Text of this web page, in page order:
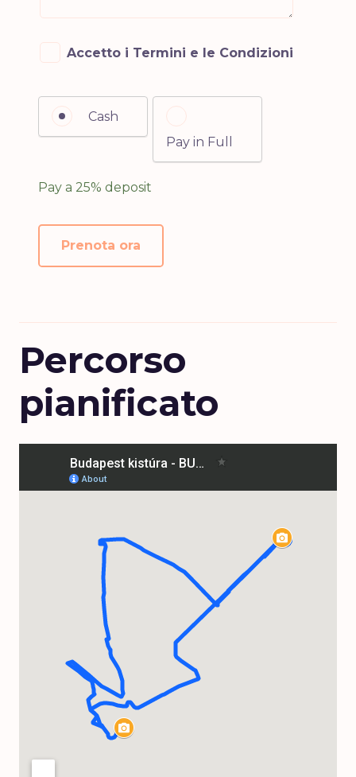
Accetto i Termini e le Condizioni
Cash
Pay in Full
Pay a 25% deposit
Prenota ora
Percorso
pianificato